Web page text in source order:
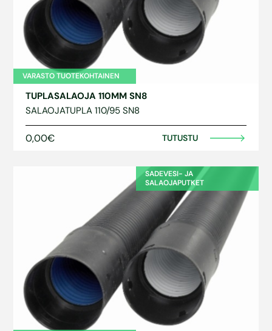
VARASTO TUOTEKOHTAINEN
TUPLASALAOJA 110MM SN8
SALAOJATUPLA 110/95 SN8
0,00€ TUTUSTU
SADEVESI- JA
SALAOJAPUTKET